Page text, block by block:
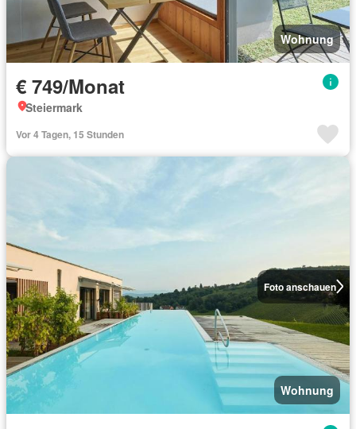
Wohnung
€ 749/Monat
Steiermark
Vor 4 Tagen, 15 Stunden
Foto anschauen
Wohnung